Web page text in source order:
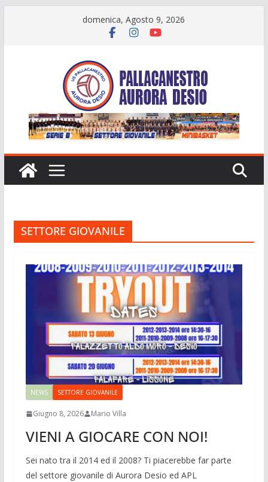
domenica, Agosto 9, 2026
SETTORE GIOVANILE
NEWS SETTORE GIOVANILE
Giugno 8, 2026 Mario Villa
VIENI A GIOCARE CON NOI!
Sei nato tra il 2014 ed il 2008? Ti piacerebbe far parte
del settore giovanile di Aurora Desio ed APL